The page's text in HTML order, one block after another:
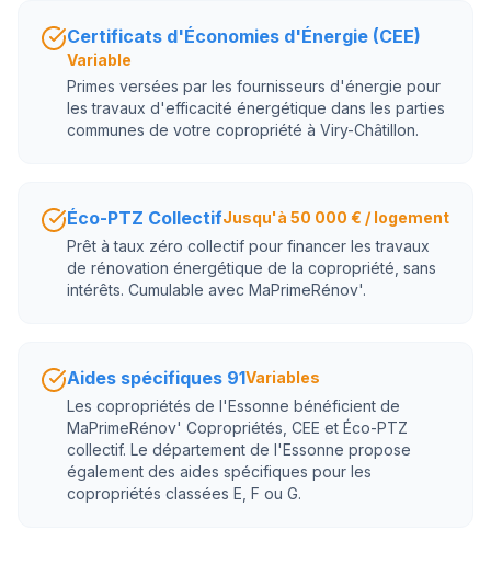
Certificats d'Économies d'Énergie (CEE)
Variable
Primes versées par les fournisseurs d'énergie pour
les travaux d'efficacité énergétique dans les parties
communes de votre copropriété à Viry-Châtillon.
Éco-PTZ CollectifJusqu'à 50 000 € / logement
Prêt à taux zéro collectif pour financer les travaux
de rénovation énergétique de la copropriété, sans
intérêts. Cumulable avec MaPrimeRénov'.
Aides spécifiques 91Variables
Les copropriétés de l'Essonne bénéficient de
MaPrimeRénov' Copropriétés, CEE et Éco-PTZ
collectif. Le département de l'Essonne propose
également des aides spécifiques pour les
copropriétés classées E, F ou G.